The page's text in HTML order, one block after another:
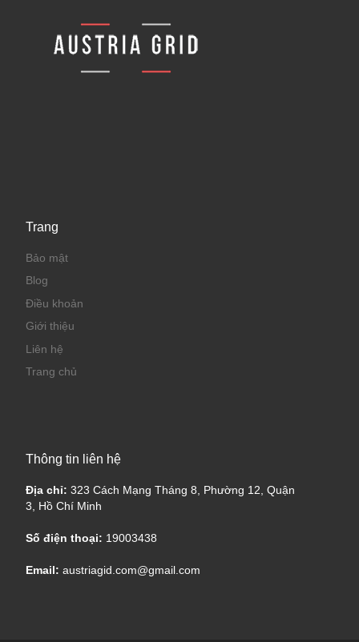
Trang
Bảo mật
Blog
Điều khoản
Giới thiệu
Liên hệ
Trang chủ
Thông tin liên hệ
Địa chỉ: 323 Cách Mạng Tháng 8, Phường 12, Quận
3, Hồ Chí Minh
Số điện thoại: 19003438
Email: austriagid.com@gmail.com